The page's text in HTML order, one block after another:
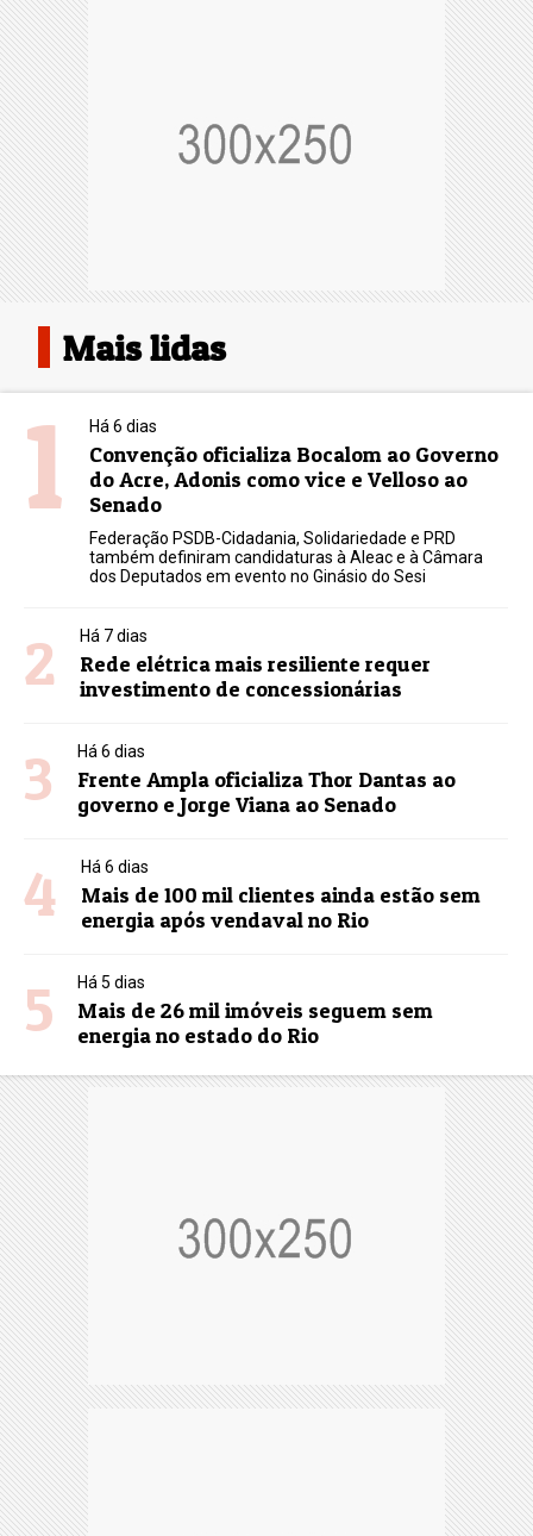
Mais lidas
1 Há 6 dias
Convenção oficializa Bocalom ao Governo
do Acre, Adonis como vice e Velloso ao
Senado
Federação PSDB-Cidadania, Solidariedade e PRD
também definiram candidaturas à Aleac e à Câmara
dos Deputados em evento no Ginásio do Sesi
2 Há 7 dias
Rede elétrica mais resiliente requer
investimento de concessionárias
3 Há 6 dias
Frente Ampla oficializa Thor Dantas ao
governo e Jorge Viana ao Senado
4 Há 6 dias
Mais de 100 mil clientes ainda estão sem
energia após vendaval no Rio
5 Há 5 dias
Mais de 26 mil imóveis seguem sem
energia no estado do Rio